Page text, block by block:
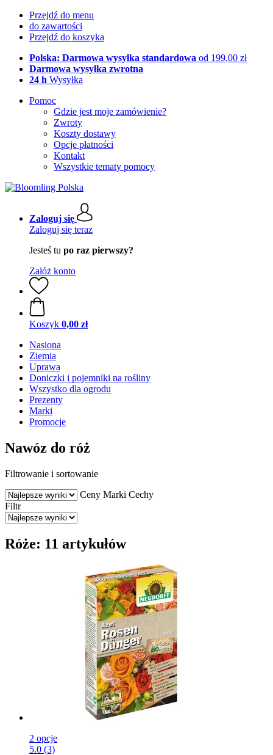
Przejdź do menu
do zawartości
Przejdź do koszyka
Polska: Darmowa wysyłka standardowa od 199,00 zł
Darmowa wysyłka zwrotna
24 h Wysyłka
Pomoc
Gdzie jest moje zamówienie?
Zwroty
Koszty dostawy
Opcje płatności
Kontakt
Wszystkie tematy pomocy
Zaloguj się
Zaloguj się teraz
Jesteś tu po raz pierwszy?
Załóż konto
Koszyk 0,00 zł
Nasiona
Ziemia
Uprawa
Doniczki i pojemniki na rośliny
Wszystko dla ogrodu
Prezenty
Marki
Promocje
Nawóz do róż
Filtrowanie i sortowanie
Ceny Marki Cechy
Filtr
Róże: 11 artykułów
2 opcje
5.0 (3)